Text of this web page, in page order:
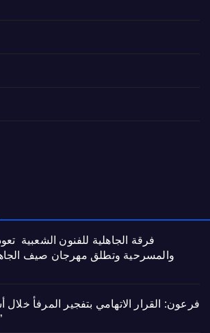
فرقة الجاهلية للفنون الشعبية
فرعون: القرار الاتهامي بتفجير المرفأ خلال
“فصل